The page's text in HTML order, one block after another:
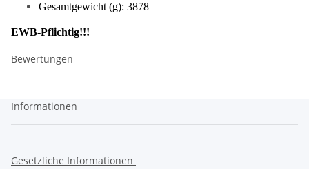
Gesamtgewicht (g): 3878
EWB-Pflichtig!!!
Bewertungen
Informationen
Gesetzliche Informationen